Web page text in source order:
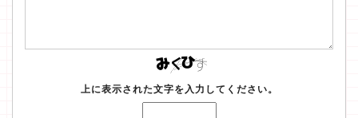
上に表示された文字を入力してください。